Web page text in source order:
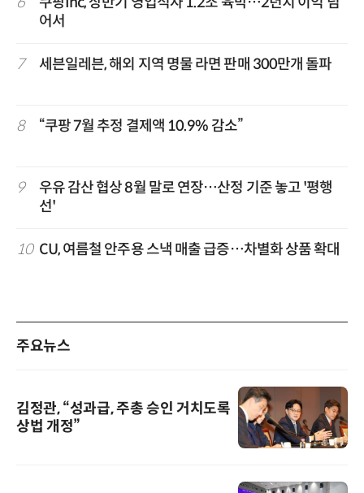
어서
7 세븐일레븐, 해외 지역 명물 라면 판매 300만개 돌파
8 “쿠팡 7월 추정 결제액 10.9% 감소”
9
우유 감산 협상 8월 말로 연장…산정 기준 놓고 '평행
선'
10 CU, 여름철 안주용 스낵 매출 급증…차별화 상품 확대
주요뉴스
김정관, “성과급, 주총 승인 거치도록
상법 개정”